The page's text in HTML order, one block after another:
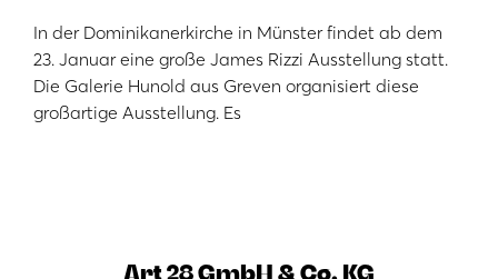
In der Dominikanerkirche in Münster findet ab dem
23. Januar eine große James Rizzi Ausstellung statt.
Die Galerie Hunold aus Greven organisiert diese
großartige Ausstellung. Es
Art 28 GmbH & Co. KG